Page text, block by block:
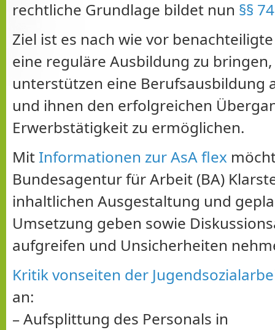
rechtliche Grundlage bildet nun §§
Ziel ist es nach wie vor
eine reguläre Ausbildung zu
unterstützen eine Berufsausbildung
und ihnen den erfolgreichen
Erwerbstätigkeit zu ermöglichen.
Mit Informationen zur AsA flex
Bundesagentur für Arbeit (BA)
inhaltlichen Ausgestaltung und
Umsetzung geben sowie
aufgreifen und Unsicherheiten
Kritik vonseiten der
an:
– Aufsplittung des Personals in